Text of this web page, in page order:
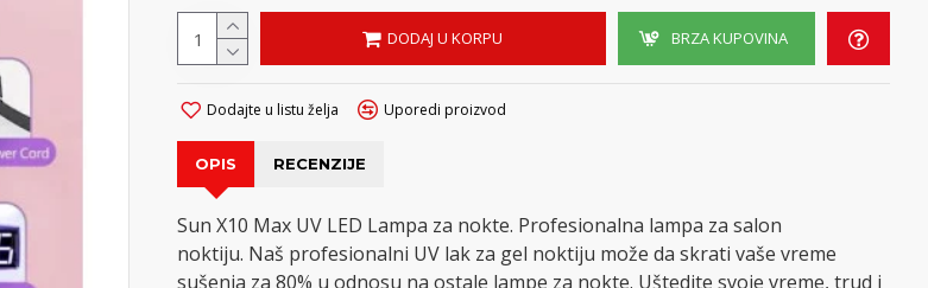
OPIS RECENZIJE
Sun X10 Max UV LED Lampa za nokte. Profesionalna lampa za salon
noktiju. Naš profesionalni UV lak za gel noktiju može da skrati vaše vreme
sušenja za 80% u odnosu na ostale lampe za nokte. Uštedite svoje vreme, trud i
DODAJ U KORPU BRZA KUPOVINA
Dodajte u listu želja Uporedi proizvod